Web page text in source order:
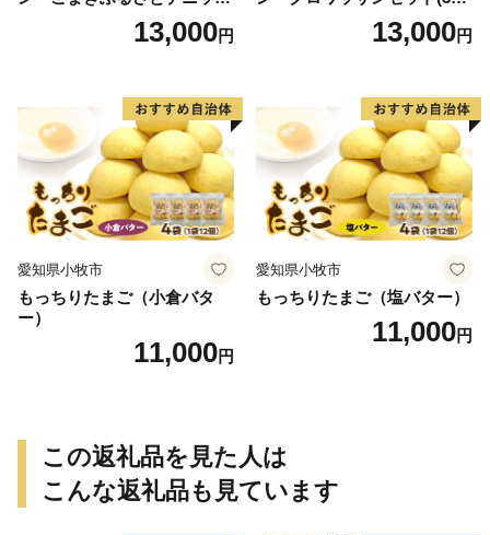
ュセット（20個入り）／災害
用備蓄 保存食 非常食 防災グ
13,000円
個入り)／災害用備蓄 保存食
非常食 防災グッズにも
13,000円
愛知県小牧市
もっちりたまご（小倉バタ
ー）
11,000円
愛知県小牧市
もっちりたまご（塩バター）
11,000円
この返礼品を見た人は
こんな返礼品も見ています